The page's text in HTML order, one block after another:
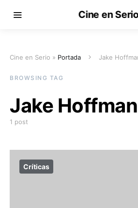
Cine en
Cine en Serio » Portada Jake
BROWSING TAG
Jake Hoffman
1 post
Críticas